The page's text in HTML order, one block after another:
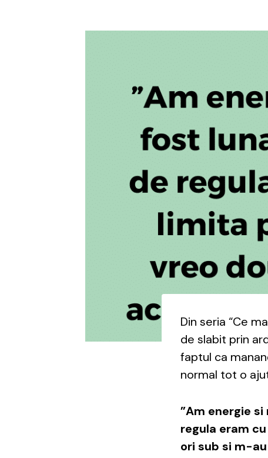
Din seria “Ce
de slabit prin
faptul ca
normal tot o
”Am energie
regula eram
ori sub si m-